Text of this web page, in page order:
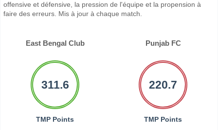
offensive et défensive, la pression de l'équipe et la propension à
faire des erreurs. Mis à jour à chaque match.
East Bengal Club Punjab FC
311.6
TMP Points
220.7
TMP Points